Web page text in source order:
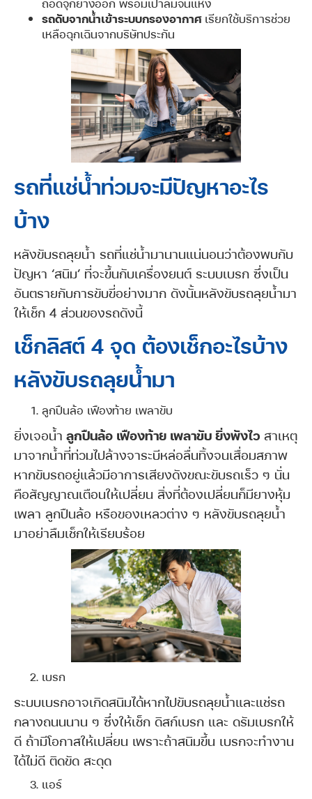
ถอดจุกยางออก พร้อมเป่าลมจนแห้ง
รถดับจากน้ำเข้าระบบกรองอากาศ เรียกใช้บริการช่วย
เหลือฉุกเฉินจากบริษัทประกัน
รถที่แช่น้ำท่วมจะมีปัญหาอะไร
บ้าง
หลังขับรถลุยน้ำ รถที่แช่น้ำมานานแน่นอนว่าต้องพบกับ
ปัญหา ‘สนิม’ ที่จะขึ้นกับเครื่องยนต์ ระบบเบรก ซึ่งเป็น
อันตรายกับการขับขี่อย่างมาก ดังนั้นหลังขับรถลุยน้ำมา
ให้เช็ก 4 ส่วนของรถดังนี้
เช็กลิสต์ 4 จุด ต้องเช็กอะไรบ้าง
หลังขับรถลุยน้ำมา
ลูกปืนล้อ เฟืองท้าย เพลาขับ
ยิ่งเจอน้ำ ลูกปืนล้อ เฟืองท้าย เพลาขับ ยิ่งพังไว สาเหตุ
มาจากน้ำที่ท่วมไปล้างจาระบีหล่อลื่นทิ้งจนเสื่อมสภาพ
หากขับรถอยู่แล้วมีอาการเสียงดังขณะขับรถเร็ว ๆ นั่น
คือสัญญาณเตือนให้เปลี่ยน สิ่งที่ต้องเปลี่ยนก็มียางหุ้ม
เพลา ลูกปืนล้อ หรือของเหลวต่าง ๆ หลังขับรถลุยน้ำ
มาอย่าลืมเช็กให้เรียบร้อย
เบรก
ระบบเบรกอาจเกิดสนิมได้หากไปขับรถลุยน้ำและแช่รถ
กลางถนนนาน ๆ ซึ่งให้เช็ก ดิสก์เบรก และ ดรัมเบรกให้
ดี ถ้ามีโอกาสให้เปลี่ยน เพราะถ้าสนิมขึ้น เบรกจะทำงาน
ได้ไม่ดี ติดขัด สะดุด
แอร์